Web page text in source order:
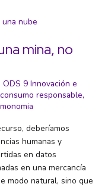
mina, no
ODS 9 Innovación e
responsable,
deberíamos
humanas y
en datos
en una mercancía
modo natural, sino que